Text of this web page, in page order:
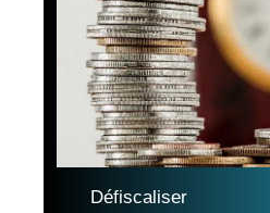
Défiscaliser